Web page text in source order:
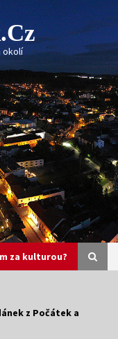
okolí
za kulturou?
z Počátek a